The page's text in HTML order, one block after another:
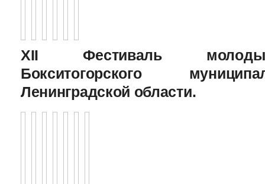
XII Фестиваль
Бокситогорского
Ленинградской области.